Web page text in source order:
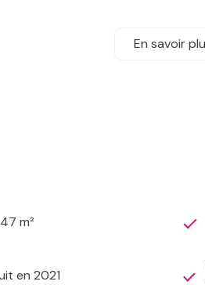
énergie finale : 0.00
sont disponibles sur le site
En savoir
m²
en 2021